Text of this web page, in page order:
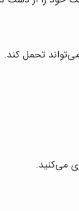
تحمل کند.
می‌کنید.